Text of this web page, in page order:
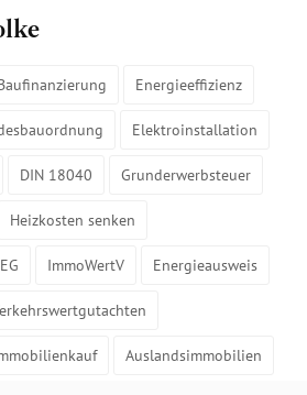
Energieeffizienz
Elektroinstallation
DIN 18040 Grunderwerbsteuer
Heizkosten senken
ImmoWertV Energieausweis
Auslandsimmobilien